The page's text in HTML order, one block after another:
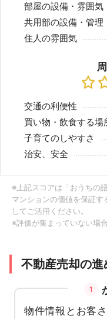
部屋の設備・雰囲気
共用部の設備・管理
住人の雰囲気
交通の利便性
買い物・飲食する場
子育てのしやすさ
治安、安全
※上記スコアは「おうちの
マンションの価値を保証す
してご活用ください。
※評価が集まっていない場
不動産売却の進
1
物件情報とお客